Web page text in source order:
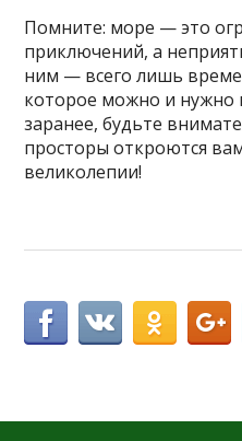
Помните: море — это
приключений, а
ним — всего лишь
которое можно и нужно
заранее, будьте
просторы откроются
великолепии!